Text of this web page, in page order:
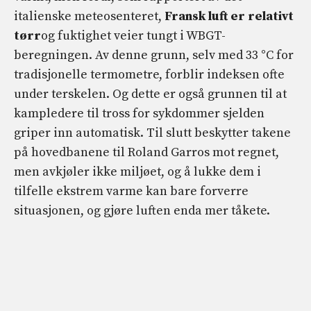
italienske meteosenteret, Fransk luft er relativt
tørrog fuktighet veier tungt i WBGT-
beregningen. Av denne grunn, selv med 33 °C for
tradisjonelle termometre, forblir indeksen ofte
under terskelen. Og dette er også grunnen til at
kampledere til tross for sykdommer sjelden
griper inn automatisk. Til slutt beskytter takene
på hovedbanene til Roland Garros mot regnet,
men avkjøler ikke miljøet, og å lukke dem i
tilfelle ekstrem varme kan bare forverre
situasjonen, og gjøre luften enda mer tåkete.